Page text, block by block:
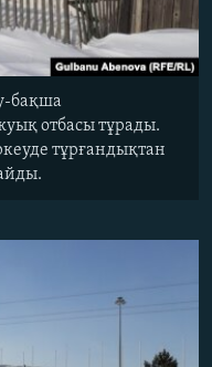
бақша
отбасы тұрады.
тұрғандықтан